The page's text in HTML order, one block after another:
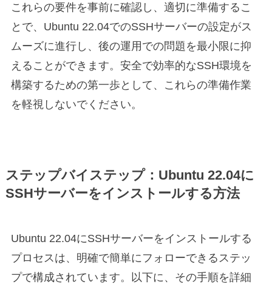
これらの要件を事前に確認し、適切に準備するこ
とで、Ubuntu 22.04でのSSHサーバーの設定がス
ムーズに進行し、後の運用での問題を最小限に抑
えることができます。安全で効率的なSSH環境を
構築するための第一歩として、これらの準備作業
を軽視しないでください。
ステップバイステップ：Ubuntu 22.04に
SSHサーバーをインストールする方法
Ubuntu 22.04にSSHサーバーをインストールする
プロセスは、明確で簡単にフォローできるステッ
プで構成されています。以下に、その手順を詳細